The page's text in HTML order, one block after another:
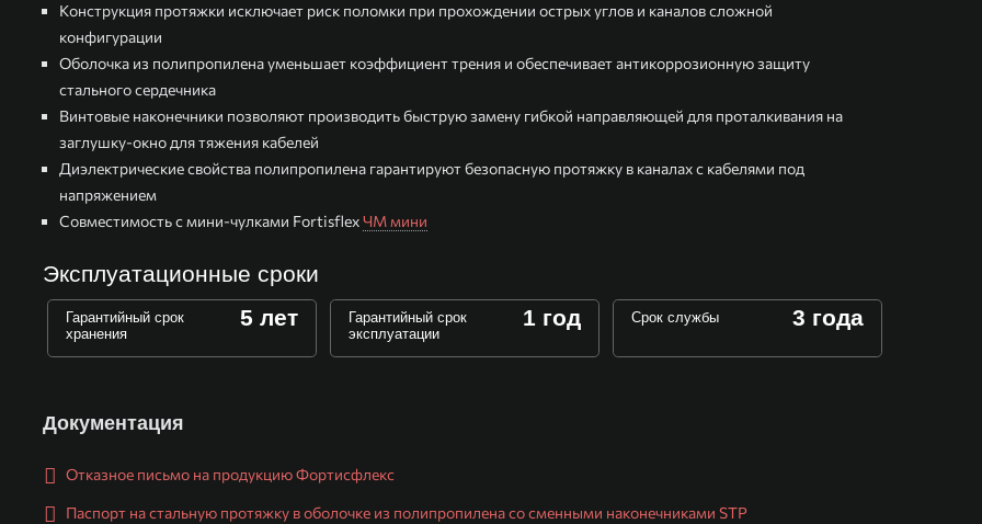
Конструкция протяжки исключает риск поломки при прохождении острых углов и каналов сложной
конфигурации
Оболочка из полипропилена уменьшает коэффициент трения и обеспечивает антикоррозионную защиту
стального сердечника
Винтовые наконечники позволяют производить быструю замену гибкой направляющей для проталкивания на
заглушку-окно для тяжения кабелей
Диэлектрические свойства полипропилена гарантируют безопасную протяжку в каналах с кабелями под
напряжением
Совместимость с мини-чулками FortisflexЧМ мини
Эксплуатационные сроки
Гарантийный срок
хранения
5 лет
Гарантийный срок
эксплуатации
1 год Срок службы 3 года
Документация
Отказное письмо на продукцию Фортисфлекс
Паспорт на стальную протяжку в оболочке из полипропилена со сменными наконечниками STP